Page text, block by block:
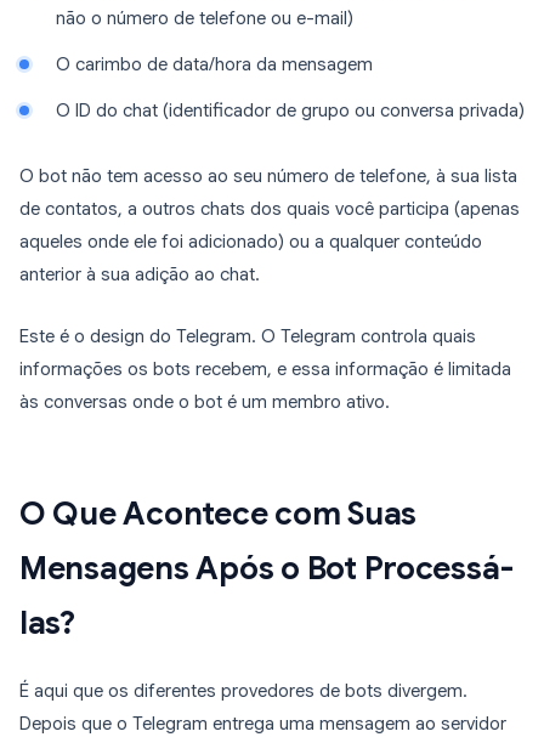
não o número de telefone ou e-mail)
O carimbo de data/hora da mensagem
O ID do chat (identificador de grupo ou conversa privada)
O bot não tem acesso ao seu número de telefone, à sua lista
de contatos, a outros chats dos quais você participa (apenas
aqueles onde ele foi adicionado) ou a qualquer conteúdo
anterior à sua adição ao chat.
Este é o design do Telegram. O Telegram controla quais
informações os bots recebem, e essa informação é limitada
às conversas onde o bot é um membro ativo.
O Que Acontece com Suas
Mensagens Após o Bot Processá-
las?
É aqui que os diferentes provedores de bots divergem.
Depois que o Telegram entrega uma mensagem ao servidor